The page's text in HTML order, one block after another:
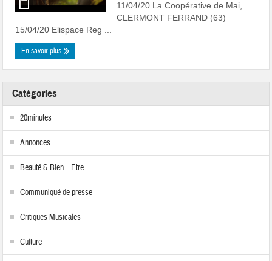
11/04/20 La Coopérative de Mai,
CLERMONT FERRAND (63)
15/04/20 Elispace Reg ...
En savoir plus
Catégories
20minutes
Annonces
Beauté & Bien – Etre
Communiqué de presse
Critiques Musicales
Culture